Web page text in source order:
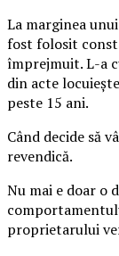
La marginea
fost folosit
împrejmuit. L-a
din acte
peste 15 ani.
Când decide să
revendică.
Nu mai e doar o
proprietarului